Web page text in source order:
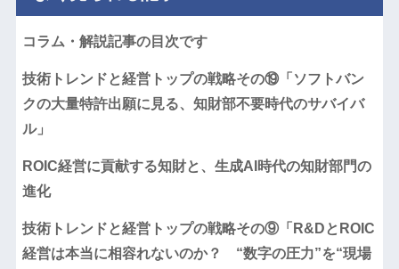
コラム・解説記事の目次です
技術トレンドと経営トップの戦略その⑲「ソフトバン
クの大量特許出願に見る、知財部不要時代のサバイバ
ル」
ROIC経営に貢献する知財と、生成AI時代の知財部門の
進化
技術トレンドと経営トップの戦略その⑨「R&DとROIC
経営は本当に相容れないのか？ “数字の圧力”を“現場